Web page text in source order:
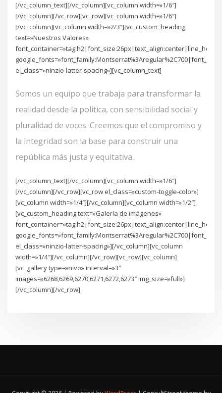
[/vc_column_text][/vc_column][vc_column width=»1/6″]
[/vc_column][/vc_row][vc_row][vc_column width=»1/6″]
[/vc_column][vc_column width=»2/3″][vc_custom_heading
text=»Nuestros Valores»
el_class=»ninzio-latter-spacing»][vc_column_text]
Somos un equipo que trabaja para transformar la
realidad desde la política, con sensibilidad social y
pluralidad de voces. Creemos que el compromiso y
la integridad son la base para construir una
república más justa y equitativa.
[/vc_column_text][/vc_column][vc_column width=»1/6″]
[/vc_column][/vc_row][vc_row el_class=»custom-toggle-color»]
[vc_column width=»1/4″][/vc_column][vc_column width=»1/2″]
[vc_custom_heading text=»Galería de imágenes»
el_class=»ninzio-latter-spacing»][/vc_column][vc_column
width=»1/4″][/vc_column][/vc_row][vc_row][vc_column]
[vc_gallery type=»nivo» interval=»3″
images=»6268,6269,6270,6271,6272,6273″ img_size=»full»]
[/vc_column][/vc_row]